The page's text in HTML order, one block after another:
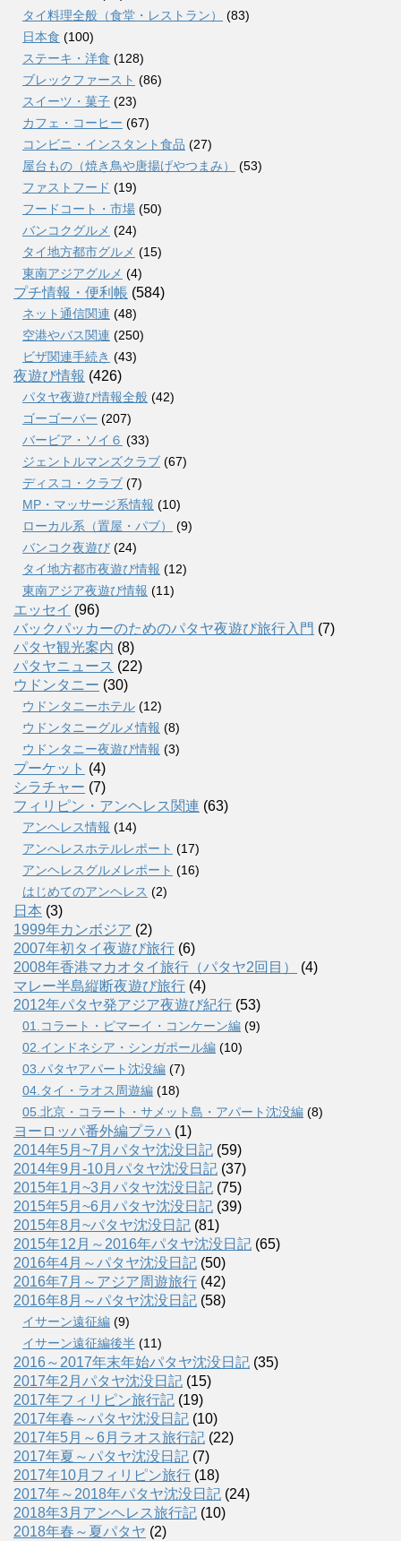
タイ料理全般（食堂・レストラン）
(83)
日本食 (100)
ステーキ・洋食 (128)
ブレックファースト (86)
スイーツ・菓子 (23)
カフェ・コーヒー (67)
コンビニ・インスタント食品 (27)
屋台もの（焼き鳥や唐揚げやつまみ）
(53)
ファストフード (19)
フードコート・市場 (50)
バンコクグルメ (24)
タイ地方都市グルメ (15)
東南アジアグルメ (4)
プチ情報・便利帳 (584)
ネット通信関連 (48)
空港やバス関連 (250)
ビザ関連手続き (43)
夜遊び情報 (426)
パタヤ夜遊び情報全般 (42)
ゴーゴーバー (207)
バービア・ソイ６ (33)
ジェントルマンズクラブ (67)
ディスコ・クラブ (7)
MP・マッサージ系情報 (10)
ローカル系（置屋・パブ）
(9)
バンコク夜遊び (24)
タイ地方都市夜遊び情報 (12)
東南アジア夜遊び情報 (11)
エッセイ (96)
バックパッカーのためのパタヤ夜遊び旅行入門 (7)
パタヤ観光案内 (8)
パタヤニュース (22)
ウドンタニー (30)
ウドンタニーホテル (12)
ウドンタニーグルメ情報 (8)
ウドンタニー夜遊び情報 (3)
プーケット (4)
シラチャー (7)
フィリピン・アンヘレス関連 (63)
アンヘレス情報 (14)
アンへレスホテルレポート (17)
アンヘレスグルメレポート (16)
はじめてのアンヘレス (2)
日本 (3)
1999年カンボジア (2)
2007年初タイ夜遊び旅行 (6)
2008年香港マカオタイ旅行（パタヤ2回目）
(4)
マレー半島縦断夜遊び旅行 (4)
2012年パタヤ発アジア夜遊び紀行 (53)
01.コラート・ピマーイ・コンケーン編 (9)
02.インドネシア・シンガポール編 (10)
03.パタヤアパート沈没編 (7)
04.タイ・ラオス周遊編 (18)
05.北京・コラート・サメット島・アパート沈没編 (8)
ヨーロッパ番外編プラハ (1)
2014年5月~7月パタヤ沈没日記 (59)
2014年9月-10月パタヤ沈没日記 (37)
2015年1月~3月パタヤ沈没日記 (75)
2015年5月~6月パタヤ沈没日記 (39)
2015年8月~パタヤ沈没日記 (81)
2015年12月～2016年パタヤ沈没日記 (65)
2016年4月～パタヤ沈没日記 (50)
2016年7月～アジア周遊旅行 (42)
2016年8月～パタヤ沈没日記 (58)
イサーン遠征編 (9)
イサーン遠征編後半 (11)
2016～2017年末年始パタヤ沈没日記 (35)
2017年2月パタヤ沈没日記 (15)
2017年フィリピン旅行記 (19)
2017年春～パタヤ沈没日記 (10)
2017年5月～6月ラオス旅行記 (22)
2017年夏～パタヤ沈没日記 (7)
2017年10月フィリピン旅行 (18)
2017年～2018年パタヤ沈没日記 (24)
2018年3月アンヘレス旅行記 (10)
2018年春～夏パタヤ (2)